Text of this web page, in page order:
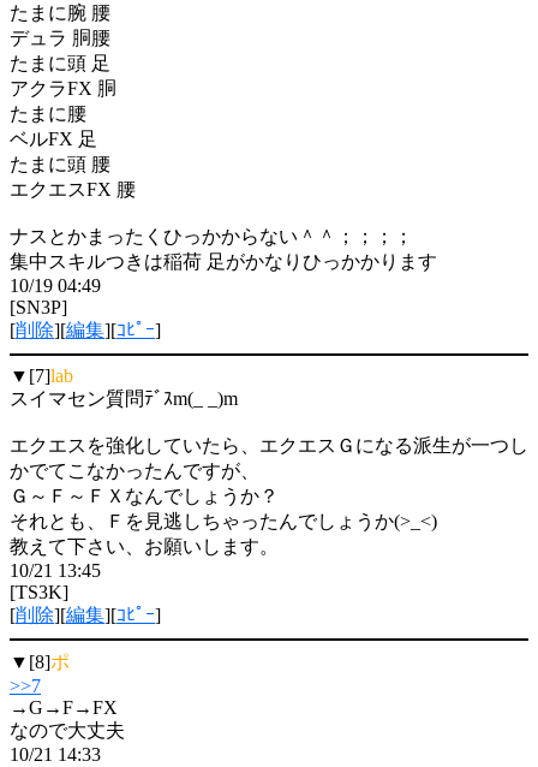
たまに腕 腰
デュラ 胴腰
たまに頭 足
アクラFX 胴
たまに腰
ベルFX 足
たまに頭 腰
エクエスFX 腰
ナスとかまったくひっかからない＾＾；；；；
集中スキルつきは稲荷 足がかなりひっかかります
10/19 04:49
[SN3P]
[削除][編集][ｺﾋﾟｰ]
▼[7]lab
スイマセン質問ﾃﾞｽm(_ _)m
エクエスを強化していたら、エクエスＧになる派生が一つし
かでてこなかったんですが、
Ｇ～Ｆ～ＦＸなんでしょうか？
それとも、Ｆを見逃しちゃったんでしょうか(>_<)
教えて下さい、お願いします。
10/21 13:45
[TS3K]
[削除][編集][ｺﾋﾟｰ]
▼[8]ポ
>>7
→G→F→FX
なので大丈夫
10/21 14:33